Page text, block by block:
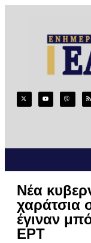
Νέα
χαράτσια
έγιναν
ΕΡΤ